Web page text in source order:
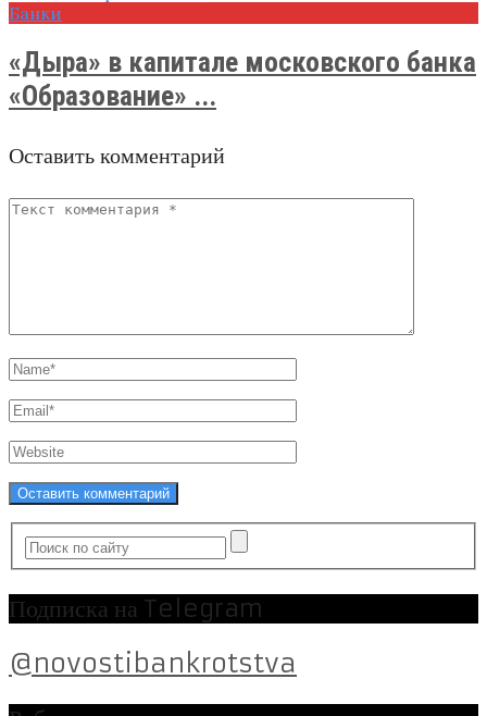
Банки
«Дыра» в капитале московского банка
«Образование» ...
Оставить комментарий
Подписка на Telegram
@novostibankrotstva